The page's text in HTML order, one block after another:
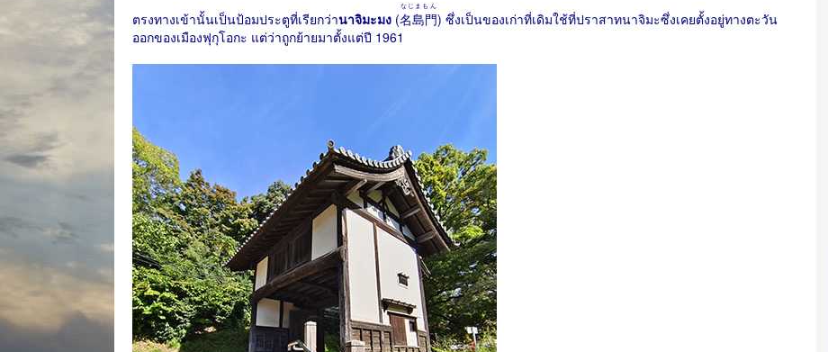
ตรงทางเข้านั้นเป็นป้อมประตูที่เรียกว่านาจิมะมง (名島門
なじまもん
) ซึ่งเป็นของเก่าที่เดิมใช้ที่ปราสาทนาจิมะซึ่งเคยตั้งอยู่ทางตะวัน
ออกของเมืองฟุกุโอกะ แต่ว่าถูกย้ายมาตั้งแต่ปี 1961